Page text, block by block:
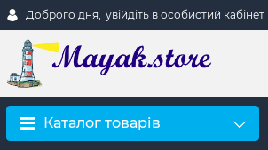
Доброго дня, увійдіть в особистий кабінет
Каталог товарів